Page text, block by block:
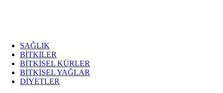
SAĞLIK
BİTKİLER
BİTKİSEL KÜRLER
BİTKİSEL YAĞLAR
DİYETLER